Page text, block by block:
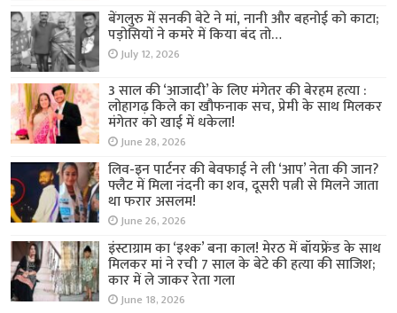
बेंगलुरु में सनकी बेटे ने मां, नानी और बहनोई को काटा;
पड़ोसियों ने कमरे में किया बंद तो…
July 12, 2026
3 साल की ‘आजादी’ के लिए मंगेतर की बेरहम हत्या :
लोहागढ़ किले का खौफनाक सच, प्रेमी के साथ मिलकर
मंगेतर को खाई में धकेला!
June 28, 2026
लिव-इन पार्टनर की बेवफाई ने ली ‘आप’ नेता की जान?
फ्लैट में मिला नंदनी का शव, दूसरी पत्नी से मिलने जाता
था फरार असलम!
June 26, 2026
इंस्टाग्राम का ‘इश्क’ बना काल! मेरठ में बॉयफ्रेंड के साथ
मिलकर मां ने रची 7 साल के बेटे की हत्या की साजिश;
कार में ले जाकर रेता गला
June 18, 2026